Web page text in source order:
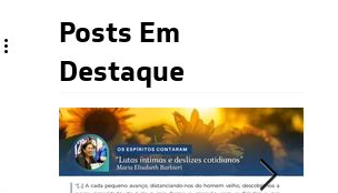
Posts Em
Destaque